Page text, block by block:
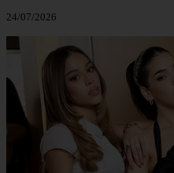
24/07/2026